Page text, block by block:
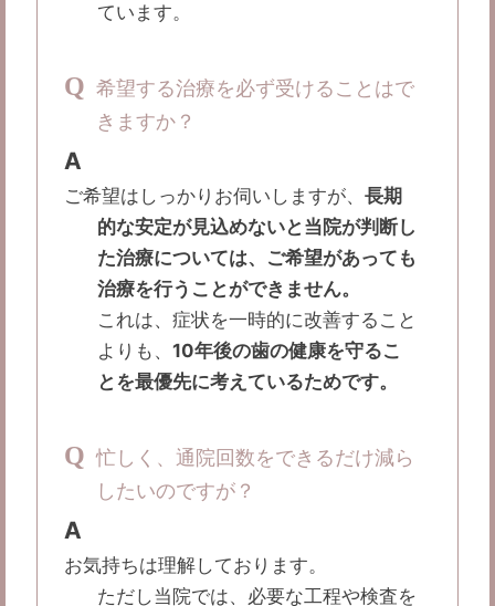
ています。
Q 希望する治療を必ず受けることはで
きますか？
A
ご希望はしっかりお伺いしますが、長期
的な安定が見込めないと当院が判断し
た治療については、ご希望があっても
治療を行うことができません。
これは、症状を一時的に改善すること
よりも、10年後の歯の健康を守るこ
とを最優先に考えているためです。
Q 忙しく、通院回数をできるだけ減ら
したいのですが？
A
お気持ちは理解しております。
ただし当院では、必要な工程や検査を